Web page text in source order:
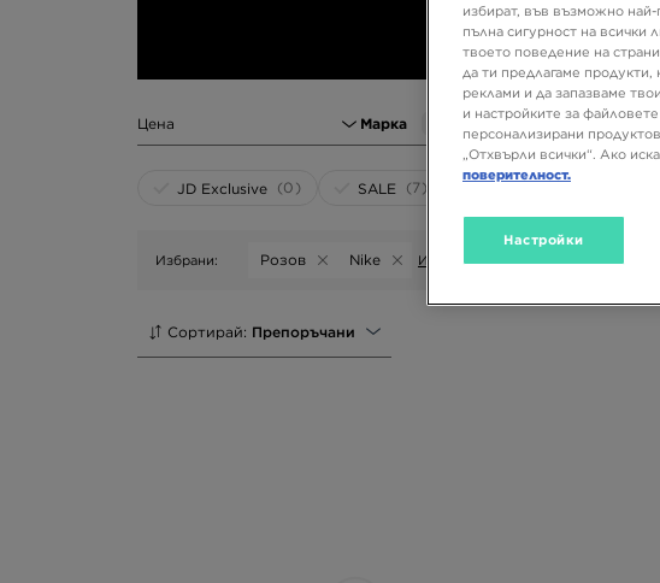
Цена Марка Размер
JD Exclusive (0) SALE (7)
Избрани: Розов Nike Изчисти
Сортирай: Препоръчани
избират, във възможно
пълна сигурност на всички
твоето поведение на
да ти предлагаме
реклами и да запазваме
и настройките за
персонализирани
„Отхвърли всички“. Ако
поверителност.
Настройки